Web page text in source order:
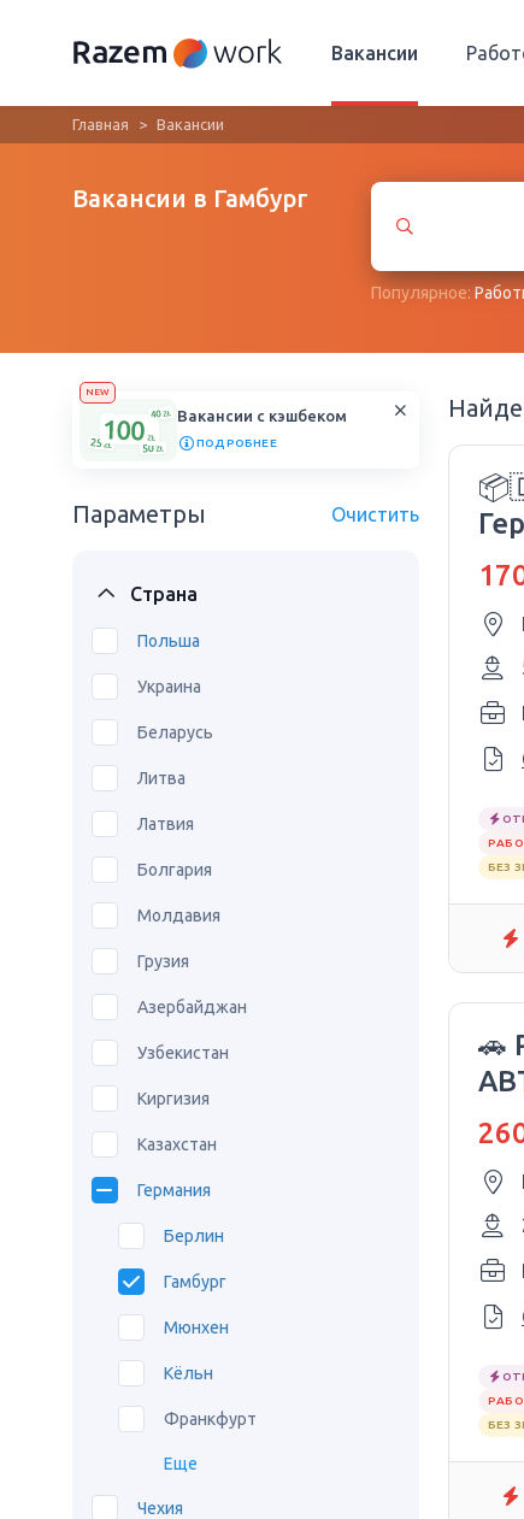
Вакансии
Главная Вакансии
Вакансии в Гамбург
Популярное:
NEW
Вакансии с кэшбеком
ПОДРОБНЕЕ
Параметры Очистить
Страна
Польша
Украина
Беларусь
Литва
Латвия
Болгария
Молдавия
Грузия
Азербайджан
Узбекистан
Киргизия
Казахстан
Германия
Берлин
Гамбург
Мюнхен
Кёльн
Франкфурт
Еще
Чехия
БЕЗ
🚗
БЕЗ